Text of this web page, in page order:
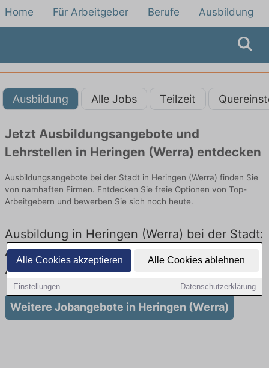
Alle Cookies akzeptieren Alle Cookies ablehnen
Einstellungen Datenschutzerklärung
Home Für Arbeitgeber Berufe Ausbildung
Ausbildung Alle Jobs Teilzeit
Jetzt Ausbildungsangebote und
Lehrstellen in Heringen (Werra) entdecken
Ausbildungsangebote bei der Stadt in Heringen (Werra) finden Sie
von namhaften Firmen. Entdecken Sie freie Optionen von Top-
Arbeitgebern und bewerben Sie sich noch heute.
Ausbildung in Heringen (Werra) bei der Stadt:
Aktuell gibt es keine Stellenangebote für
Ausbildung in Heringen (Werra)
Weitere Jobangebote in Heringen (Werra)